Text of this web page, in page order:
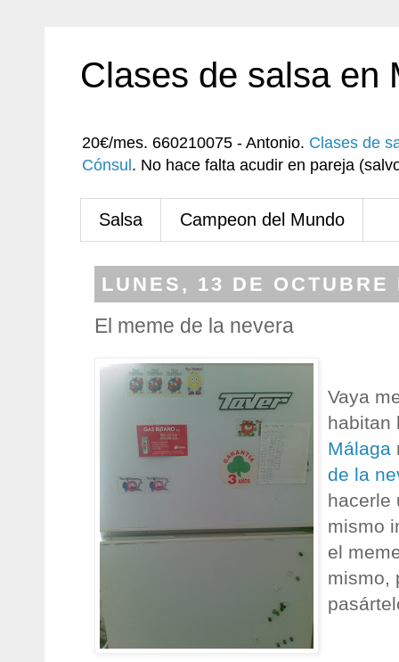
Clases de salsa en
20€/mes. 660210075 - Antonio. Clases de
Cónsul . No hace falta acudir en pareja
Salsa Campeon del Mundo
LUNES, 13 DE OCTUBRE
El meme de la nevera
Vaya
habitan
Málaga
de la
hacerle
mismo
el
mismo,